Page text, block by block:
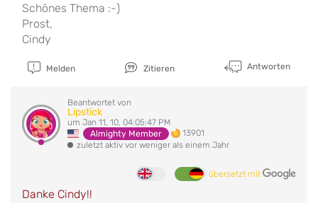
Schönes Thema :-)
Prost,
Cindy
Melden Zitieren Antworten
Beantwortet von
Lipstick
um Jan 11, 10, 04:05:47 PM
Almighty Member
13901
zuletzt aktiv vor weniger als einem Jahr
übersetzt mit
Danke Cindy!!